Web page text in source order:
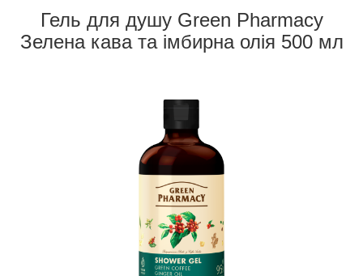
Гель для душу Green Pharmacy
Зелена кава та імбирна олія 500 мл